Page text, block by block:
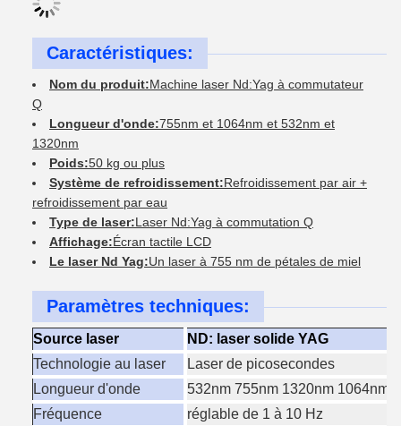
Caractéristiques:
Nom du produit:Machine laser Nd:Yag à commutateur
Q
Longueur d'onde:755nm et 1064nm et 532nm et
1320nm
Poids:50 kg ou plus
Système de refroidissement:Refroidissement par air +
refroidissement par eau
Type de laser:Laser Nd:Yag à commutation Q
Affichage:Écran tactile LCD
Le laser Nd Yag:Un laser à 755 nm de pétales de miel
Paramètres techniques:
Source laser
ND: laser solide YAG
Technologie au laser
Laser de picosecondes
Longueur d'onde
532nm 755nm 1320nm 1064nm
Fréquence
réglable de 1 à 10 Hz